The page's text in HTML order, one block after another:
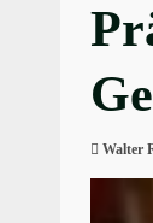
Walter